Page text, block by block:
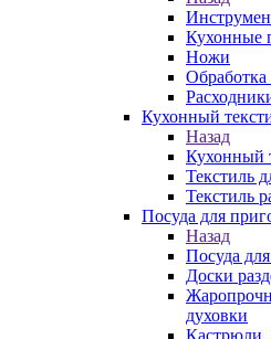
Кухонные
Ножи
Кухонный
Назад
Кухонный
Текстиль
Текстиль
Посуда для
Назад
Посуда
Доски
духовки